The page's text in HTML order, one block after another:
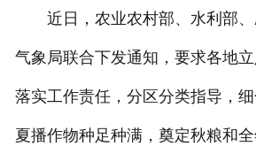
近日，农业农村部、水利部、
气象局联合下发通知，要求各地立
落实工作责任，分区分类指导，
夏播作物种足种满，奠定秋粮和全